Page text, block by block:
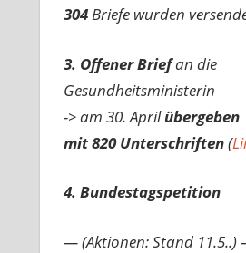
304Briefe wurden
3. Offener Briefan die
Gesundheitsministerin
-> am 30. Aprilübergeben
mit 820 Unterschriften(
4. Bundestagspetition
— (Aktionen: Stand 11.5..)